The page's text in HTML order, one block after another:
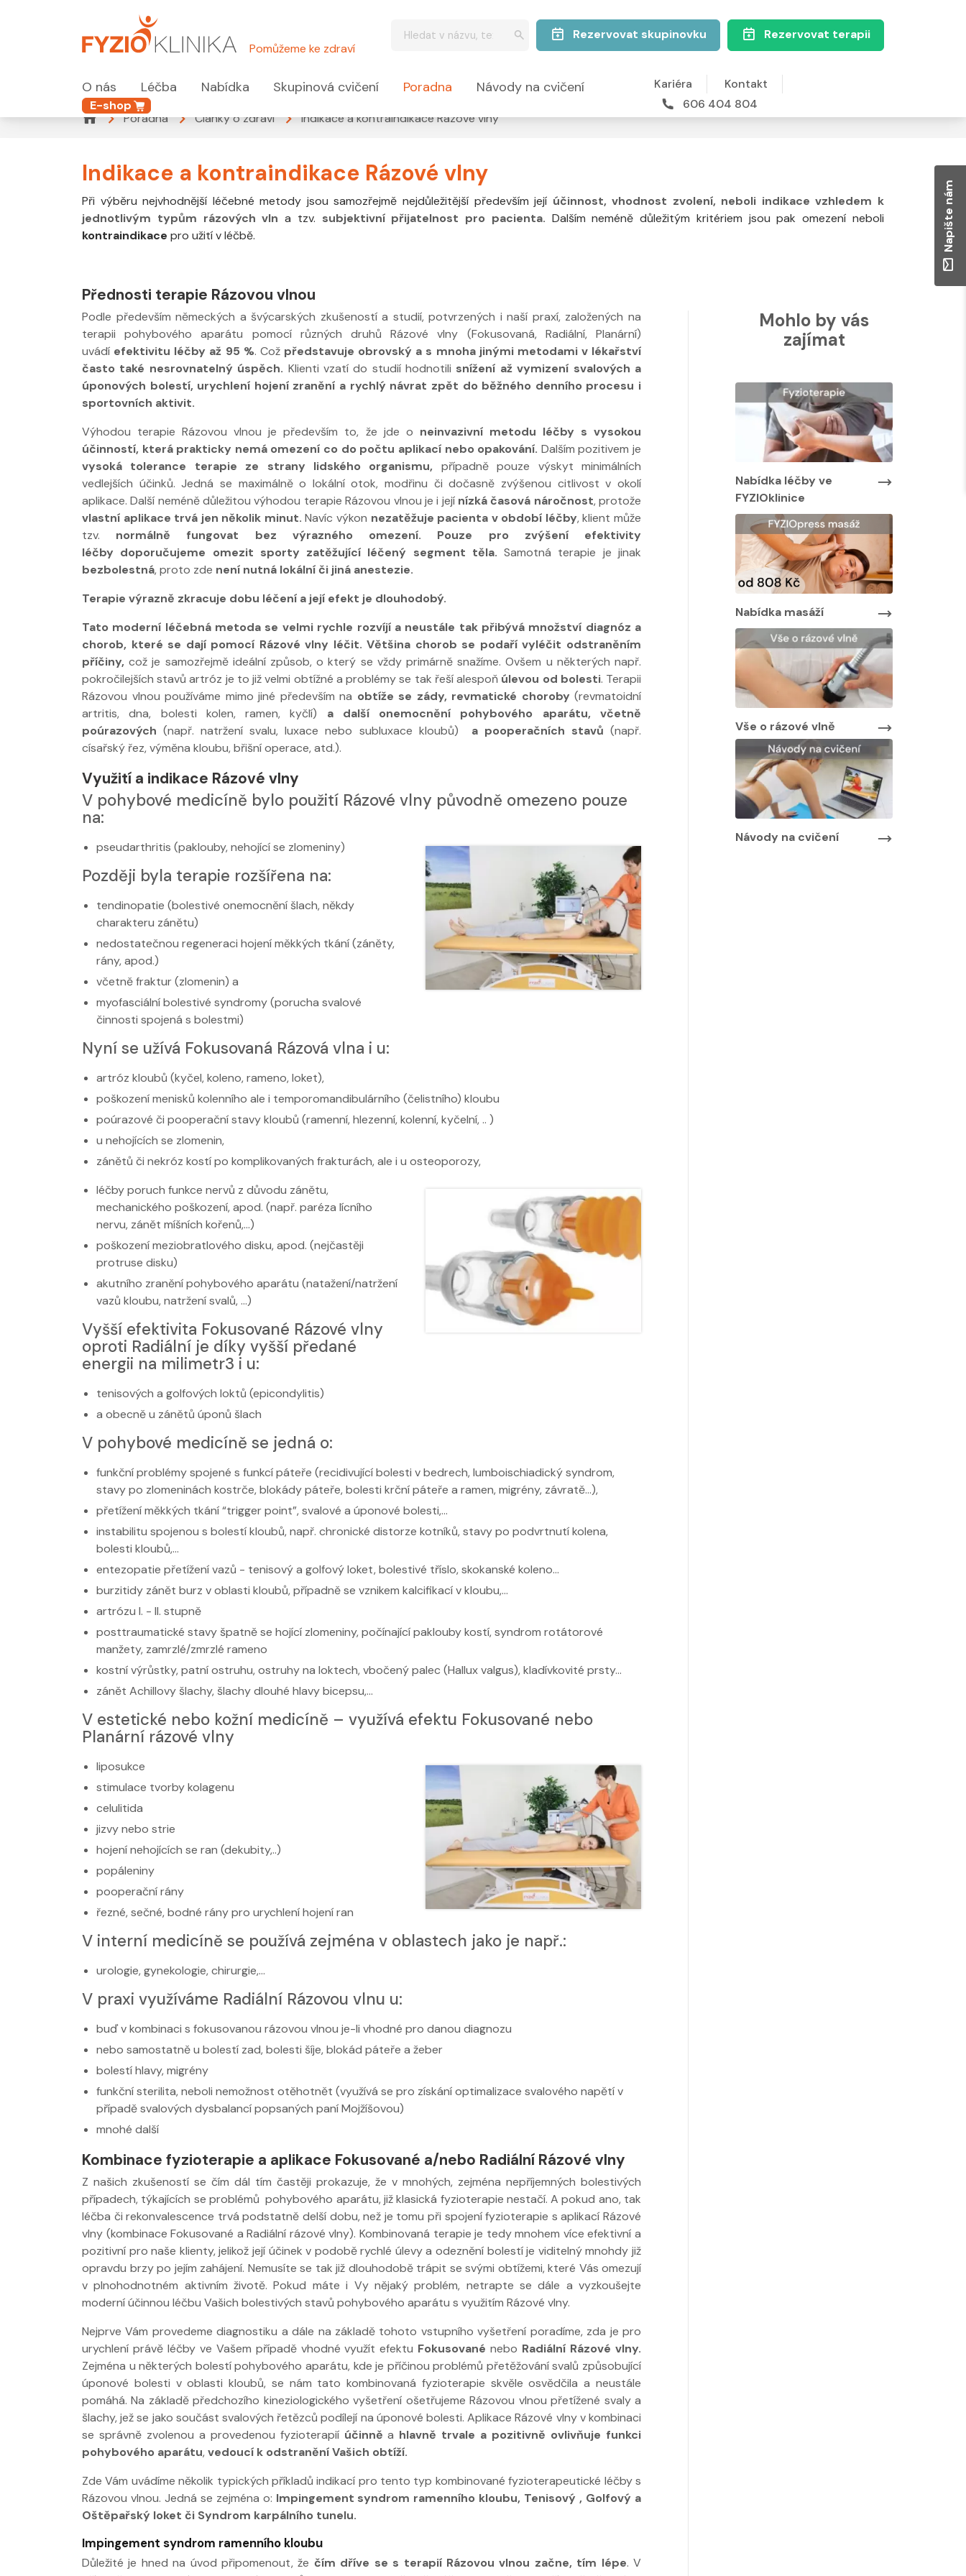
Pomůžeme ke zdraví
Rezervovat skupinovku Rezervovat terapii
O nás Léčba Nabídka Skupinová cvičení Poradna Návody na cvičení
E-shop
Kariéra
Kontakt
606 404 804
Poradna
Články o zdraví Indikace a kontraindikace Rázové vlny
Indikace a kontraindikace Rázové vlny
Při výběru nejvhodnější léčebné metody jsou samozřejmě nejdůležitější především její účinnost, vhodnost zvolení, neboli indikace vzhledem k
jednotlivým typům rázových vln a tzv. subjektivní přijatelnost pro pacienta. Dalším neméně důležitým kritériem jsou pak omezení neboli
kontraindikace pro užití v léčbě.
Přednosti terapie Rázovou vlnou
Podle především německých a švýcarských zkušeností a studií, potvrzených i naší praxí, založených na
terapii pohybového aparátu pomocí různých druhů Rázové vlny (Fokusovaná, Radiální, Planární)
uvádí efektivitu léčby až 95 %. Což představuje obrovský a s mnoha jinými metodami v lékařství
často také nesrovnatelný úspěch. Klienti vzatí do studií hodnotili snížení až vymizení svalových a
úponových bolestí, urychlení hojení zranění a rychlý návrat zpět do běžného denního procesu i
sportovních aktivit.
Výhodou terapie Rázovou vlnou je především to, že jde o neinvazivní metodu léčby s vysokou
účinností, která prakticky nemá omezení co do počtu aplikací nebo opakování. Dalším pozitivem je
vysoká tolerance terapie ze strany lidského organismu, případně pouze výskyt minimálních
vedlejších účinků. Jedná se maximálně o lokální otok, modřinu či dočasně zvýšenou citlivost v okolí
aplikace. Další neméně důležitou výhodou terapie Rázovou vlnou je i její nízká časová náročnost, protože
vlastní aplikace trvá jen několik minut. Navíc výkon nezatěžuje pacienta v období léčby, klient může
tzv. normálně fungovat bez výrazného omezení.
Pouze pro zvýšení efektivity
léčby doporučujeme omezit sporty zatěžující léčený segment těla. Samotná terapie je jinak
bezbolestná, proto zde není nutná lokální či jiná anestezie.
Terapie výrazně zkracuje dobu léčení a její efekt je dlouhodobý.
Tato moderní léčebná metoda se velmi rychle rozvíjí a neustále tak přibývá množství diagnóz a
chorob, které se dají pomocí Rázové vlny léčit. Většina chorob se podaří vyléčit odstraněním
příčiny, což je samozřejmě ideální způsob, o který se vždy primárně snažíme. Ovšem u některých např.
pokročilejších stavů artróz je to již velmi obtížné a problémy se tak řeší alespoň úlevou od bolesti. Terapii
Rázovou vlnou používáme mimo jiné především na obtíže se zády, revmatické choroby (revmatoidní
artritis, dna, bolesti kolen, ramen, kyčlí) a další onemocnění pohybového aparátu, včetně
poúrazových(např. natržení svalu, luxace nebo subluxace kloubů) a pooperačních stavů(např.
císařský řez, výměna kloubu, břišní operace, atd.).
Využití a indikace Rázové vlny
V pohybové medicíně bylo použití Rázové vlny původně omezeno pouze
na:
pseudarthritis (paklouby, nehojící se zlomeniny)
Později byla terapie rozšířena na:
tendinopatie (bolestivé onemocnění šlach, někdy
charakteru zánětu)
nedostatečnou regeneraci hojení měkkých tkání (záněty,
rány, apod.)
včetně fraktur (zlomenin) a
myofasciální bolestivé syndromy (porucha svalové
činnosti spojená s bolestmi)
Nyní se užívá Fokusovaná Rázová vlna i u:
artróz kloubů (kyčel, koleno, rameno, loket),
poškození menisků kolenního ale i temporomandibulárního (čelistního) kloubu
poúrazové či pooperační stavy kloubů (ramenní, hlezenní, kolenní, kyčelní, .. )
u nehojících se zlomenin,
zánětů či nekróz kostí po komplikovaných frakturách, ale i u osteoporozy,
léčby poruch funkce nervů z důvodu zánětu,
mechanického poškození, apod. (např. paréza lícního
nervu, zánět míšních kořenů,...)
poškození meziobratlového disku, apod. (nejčastěji
protruse disku)
akutního zranění pohybového aparátu (natažení/natržení
vazů kloubu, natržení svalů, ...)
Vyšší efektivita Fokusované Rázové vlny
oproti Radiální je díky vyšší předané
energii na milimetr3 i u:
tenisových a golfových loktů (epicondylitis)
a obecně u zánětů úponů šlach
V pohybové medicíně se jedná o:
funkční problémy spojené s funkcí páteře (recidivující bolesti v bedrech, lumboischiadický syndrom,
stavy po zlomeninách kostrče, blokády páteře, bolesti krční páteře a ramen, migrény, závratě…),
přetížení měkkých tkání “trigger point”, svalové a úponové bolesti,…
instabilitu spojenou s bolestí kloubů, např. chronické distorze kotníků, stavy po podvrtnutí kolena,
bolesti kloubů,…
entezopatie přetížení vazů - tenisový a golfový loket, bolestivé tříslo, skokanské koleno…
burzitidy zánět burz v oblasti kloubů, případně se vznikem kalcifikací v kloubu,…
artrózu I. - II. stupně
posttraumatické stavy špatně se hojící zlomeniny, počínající paklouby kostí, syndrom rotátorové
manžety, zamrzlé/zmrzlé rameno
kostní výrůstky, patní ostruhu, ostruhy na loktech, vbočený palec (Hallux valgus), kladívkovité prsty…
zánět Achillovy šlachy, šlachy dlouhé hlavy bicepsu,…
V estetické nebo kožní medicíně – využívá efektu Fokusované nebo
Planární rázové vlny
liposukce
stimulace tvorby kolagenu
celulitida
jizvy nebo strie
hojení nehojících se ran (dekubity,..)
popáleniny
pooperační rány
řezné, sečné, bodné rány pro urychlení hojení ran
V interní medicíně se používá zejména v oblastech jako je např.:
urologie, gynekologie, chirurgie,…
V praxi využíváme Radiální Rázovou vlnu u:
buď v kombinaci s fokusovanou rázovou vlnou je-li vhodné pro danou diagnozu
nebo samostatně u bolestí zad, bolesti šíje, blokád páteře a žeber
bolestí hlavy, migrény
funkční sterilita, neboli nemožnost otěhotnět (využívá se pro získání optimalizace svalového napětí v
případě svalových dysbalancí popsaných paní Mojžíšovou)
mnohé další
Kombinace fyzioterapie a aplikace Fokusované a/nebo Radiální Rázové vlny
Z našich zkušeností se čím dál tím častěji prokazuje, že v mnohých, zejména nepříjemných bolestivých
případech, týkajících se problémů pohybového aparátu, již klasická fyzioterapie nestačí. A pokud ano, tak
léčba či rekonvalescence trvá podstatně delší dobu, než je tomu při spojení fyzioterapie s aplikací Rázové
vlny (kombinace Fokusované a Radiální rázové vlny). Kombinovaná terapie je tedy mnohem více efektivní a
pozitivní pro naše klienty, jelikož její účinek v podobě rychlé úlevy a odeznění bolestí je viditelný mnohdy již
opravdu brzy po jejím zahájení. Nemusíte se tak již dlouhodobě trápit se svými obtížemi, které Vás omezují
v plnohodnotném aktivním životě. Pokud máte i Vy nějaký problém, netrapte se dále a vyzkoušejte
moderní účinnou léčbu Vašich bolestivých stavů pohybového aparátu s využitím Rázové vlny.
Nejprve Vám provedeme diagnostiku a dále na základě tohoto vstupního vyšetření poradíme, zda je pro
urychlení právě léčby ve Vašem případě vhodné využít efektu Fokusovanénebo Radiální Rázové vlny.
Zejména u některých bolestí pohybového aparátu, kde je příčinou problémů přetěžování svalů způsobující
úponové bolesti v oblasti kloubů, se nám tato kombinovaná fyzioterapie skvěle osvědčila a neustále
pomáhá. Na základě předchozího kineziologického vyšetření ošetřujeme Rázovou vlnou přetížené svaly a
šlachy, jež se jako součást svalových řetězců podílejí na úponové bolesti. Aplikace Rázové vlny v kombinaci
se správně zvolenou a provedenou fyzioterapií účinně a hlavně trvale a pozitivně ovlivňuje funkci
pohybového aparátu,vedoucí k odstranění Vašich obtíží.
Zde Vám uvádíme několik typických příkladů indikací pro tento typ kombinované fyzioterapeutické léčby s
Rázovou vlnou. Jedná se zejména o: Impingement syndrom ramenního kloubu, Tenisový , Golfový a
Oštěpařský loket či Syndrom karpálního tunelu.
Impingement syndrom ramenního kloubu
Důležité je hned na úvod připomenout, že čím dříve se s terapií Rázovou vlnou začne, tím lépe. V
Mohlo by vás
zajímat
Nabídka léčby ve
FYZIOklinice
Nabídka léčby ve
FYZIOklinice
Nabídka léčby ve
FYZIOklinice
Nabídka léčby ve
FYZIOklinice
Nabídka léčby ve
Nabídka masáží
Vše o rázové vlně
Návody na cvičení
Napište nám